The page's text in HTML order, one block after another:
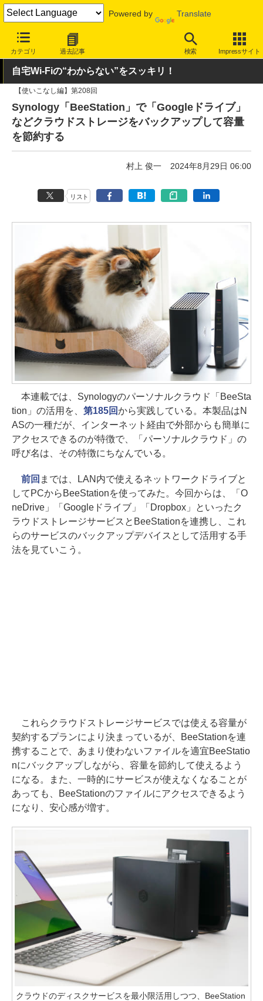
Powered by Translate
カテゴリ 過去記事 検索 Impressサイト
INTERNET Watch ハードウェア その他
自宅Wi-Fiの“わからない”をスッキリ！
【使いこなし編】第208回
Synology「BeeStation」で「Googleドライブ」
などクラウドストレージをバックアップして容量
を節約する
村上 俊一 2024年8月29日 06:00
リスト
本連載では、Synologyのパーソナルクラウド「BeeSta
tion」の活用を、 第185回から実践している。本製品はN
ASの一種だが、インターネット経由で外部からも簡単に
アクセスできるのが特徴で、「パーソナルクラウド」の
呼び名は、その特徴にちなんでいる。
前回 までは、LAN内で使えるネットワークドライブと
してPCからBeeStationを使ってみた。今回からは、「O
neDrive」「Googleドライブ」「Dropbox」といったク
ラウドストレージサービスとBeeStationを連携し、これ
らのサービスのバックアップデバイスとして活用する手
法を見ていこう。
これらクラウドストレージサービスでは使える容量が
契約するプランにより決まっているが、BeeStationを連
携することで、あまり使わないファイルを適宜BeeStatio
nにバックアップしながら、容量を節約して使えるよう
になる。また、一時的にサービスが使えなくなることが
あっても、BeeStationのファイルにアクセスできるよう
になり、安心感が増す。
クラウドのディスクサービスを最小限活用しつつ、BeeStation